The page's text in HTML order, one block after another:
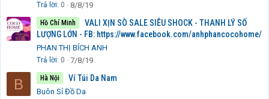
Trả lời 0 8/8/19
Hồ Chí Minh
VALI XỊN SÒ SALE SIÊU SHOCK - THANH LÝ SỐ
LƯỢNG LỚN - FB: https://www.facebook.com/anhphancocohome/
PHAN THỊ BÍCH ANH
Trả lời 0 7/8/19
B Hà Nội Ví Túi Da Nam
Buôn Sỉ Đồ Da